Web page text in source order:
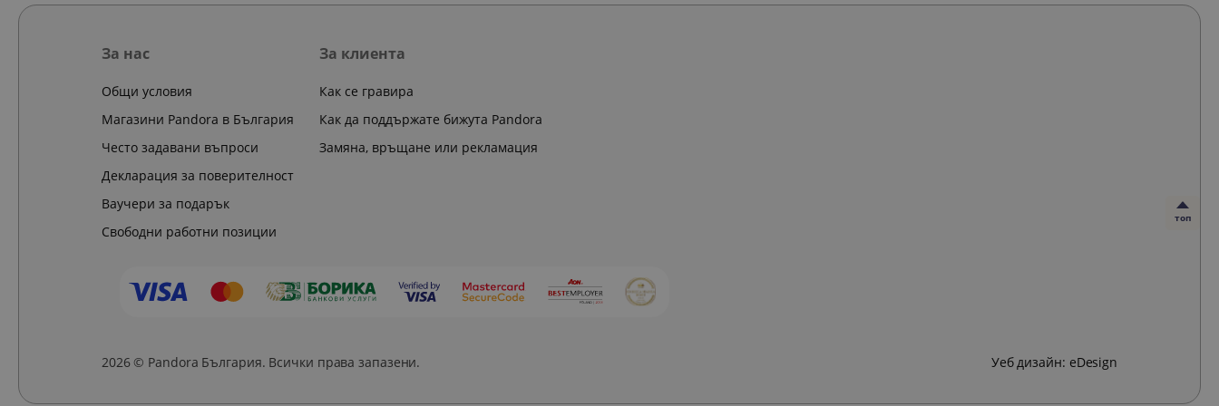
топ
За нас
Общи условия
Магазини Pandora в България
Често задавани въпроси
Декларация за поверителност
Ваучери за подарък
Свободни работни позиции
За клиента
Как се гравира
Как да поддържате бижута Pandora
Замяна, връщане или рекламация
2026 © Pandora България. Всички права запазени. Уеб дизайн: eDesign